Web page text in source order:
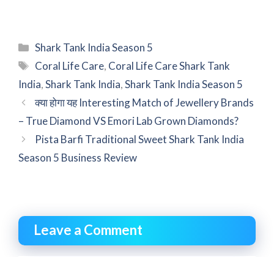
Categories
Shark Tank India Season 5
Tags
Coral Life Care, Coral Life Care Shark Tank
India,Shark Tank India,Shark Tank India Season 5
क्या होगा यह Interesting Match of Jewellery Brands
– True Diamond VS Emori Lab Grown Diamonds?
Pista Barfi Traditional Sweet Shark Tank India
Season 5 Business Review
Leave a Comment